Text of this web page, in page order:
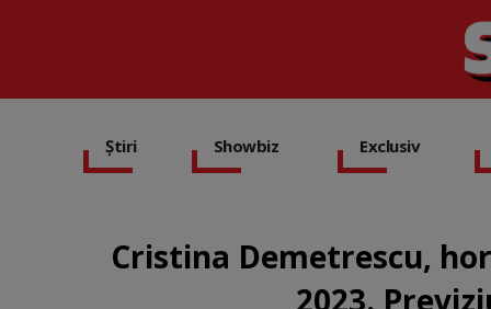
Știri Showbiz Exclusiv
Cristina Demetrescu,
2023.